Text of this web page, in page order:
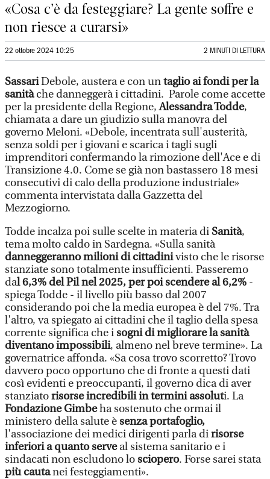
«Cosa c’è da festeggiare? La gente soffre e
non riesce a curarsi»
22 ottobre 2024 10:25 2 MINUTI DI LETTURA
SassariDebole, austera e con untaglio ai fondi per la
sanitàche danneggerà i cittadini. Parole come accette
per la presidente della Regione,Alessandra Todde,
chiamata a dare un giudizio sulla manovra del
governo Meloni. «Debole, incentrata sull'austerità,
senza soldi per i giovani e scarica i tagli sugli
imprenditori confermando la rimozione dell'Ace e di
Transizione 4.0. Come se già non bastassero 18 mesi
consecutivi di calo della produzione industriale»
commenta intervistata dalla Gazzetta del
Mezzogiorno.
Todde incalza poi sulle scelte in materia di Sanità,
tema molto caldo in Sardegna. «Sulla sanità
danneggeranno milioni di cittadinivisto che le risorse
stanziate sono totalmente insufficienti. Passeremo
dal 6,3% del Pil nel 2025, per poi scendere al 6,2% -
spiega Todde - il livello più basso dal 2007
considerando poi che la media europea è del 7%. Tra
l'altro, va spiegato ai cittadini che il taglio della spesa
corrente significa che isogni di migliorare la sanità
diventano impossibili, almeno nel breve termine». La
governatrice affonda. «Sa cosa trovo scorretto? Trovo
davvero poco opportuno che di fronte a questi dati
così evidenti e preoccupanti, il governo dica di aver
stanziatorisorse incredibili in termini assoluti. La
Fondazione Gimbeha sostenuto che ormai il
ministero della salute èsenza portafoglio,
l'associazione dei medici dirigenti parla dirisorse
inferiori a quanto serveal sistema sanitario e i
sindacati non escludono losciopero. Forse sarei stata
più cautanei festeggiamenti».